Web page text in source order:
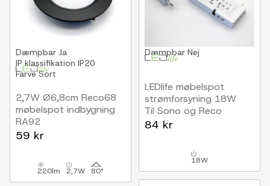
Dæmpbar Ja
IP klassifikation IP20
FarveSort
2,7W Ø6,8cm Reco68
møbelspot indbygning
RA92
12V DC, Hul: Ø5,5 cm,
59 kr
220lm 2,7W 80°
Dæmpbar Nej
LEDlife møbelspot
strømforsyning 18W
Til Sono og Reco
møbelspot, maks. 6
84 kr
18W